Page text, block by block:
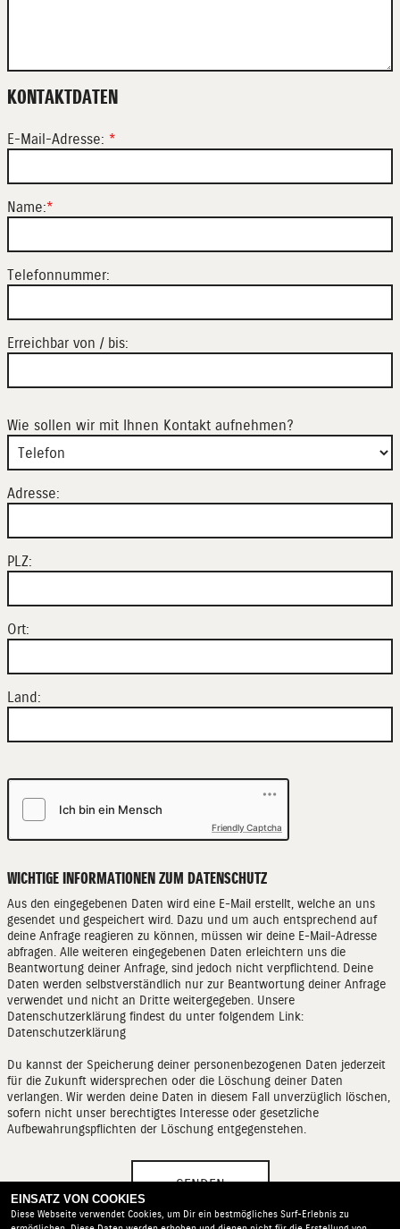
KONTAKTDATEN
E-Mail-Adresse: *
Name:*
Telefonnummer:
Erreichbar von / bis:
Wie sollen wir mit Ihnen Kontakt aufnehmen?
Adresse:
PLZ:
Ort:
Land:
Friendly Captcha
WICHTIGE INFORMATIONEN ZUM DATENSCHUTZ
Aus den eingegebenen Daten wird eine E-Mail erstellt, welche an uns
gesendet und gespeichert wird. Dazu und um auch entsprechend auf
deine Anfrage reagieren zu können, müssen wir deine E-Mail-Adresse
abfragen. Alle weiteren eingegebenen Daten erleichtern uns die
Beantwortung deiner Anfrage, sind jedoch nicht verpflichtend. Deine
Daten werden selbstverständlich nur zur Beantwortung deiner Anfrage
verwendet und nicht an Dritte weitergegeben. Unsere
Datenschutzerklärung findest du unter folgendem Link:
Datenschutzerklärung
Du kannst der Speicherung deiner personenbezogenen Daten jederzeit
für die Zukunft widersprechen oder die Löschung deiner Daten
verlangen. Wir werden deine Daten in diesem Fall unverzüglich löschen,
sofern nicht unser berechtigtes Interesse oder gesetzliche
Aufbewahrungspflichten der Löschung entgegenstehen.
SENDEN
EINSATZ VON COOKIES
Diese Webseite verwendet Cookies, um Dir ein bestmögliches Surf-Erlebnis zu